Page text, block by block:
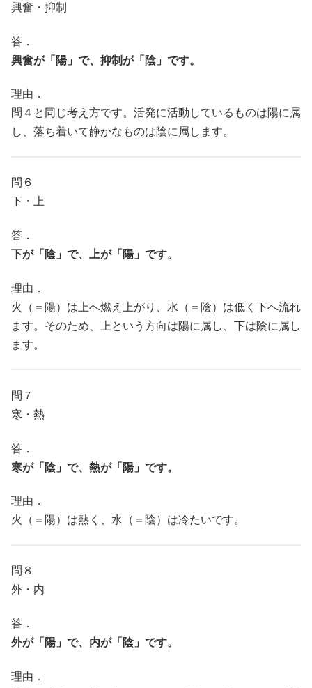
興奮・抑制
答．
興奮が「陽」で、抑制が「陰」です。
理由．
問４と同じ考え方です。活発に活動しているものは陽に属
し、落ち着いて静かなものは陰に属します。
問６
下・上
答．
下が「陰」で、上が「陽」です。
理由．
火（＝陽）は上へ燃え上がり、水（＝陰）は低く下へ流れ
ます。そのため、上という方向は陽に属し、下は陰に属し
ます。
問７
寒・熱
答．
寒が「陰」で、熱が「陽」です。
理由．
火（＝陽）は熱く、水（＝陰）は冷たいです。
問８
外・内
答．
外が「陽」で、内が「陰」です。
理由．